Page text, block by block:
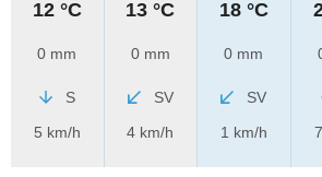
12 °C
0 mm
S
5 km/h
13 °C
0 mm
SV
4 km/h
18 °C
0 mm
SV
1 km/h